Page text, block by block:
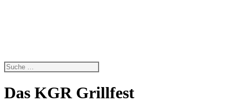
Das KGR Grillfest